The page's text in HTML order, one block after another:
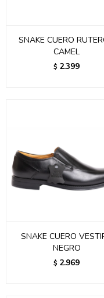
SNAKE CUERO
CAMEL
$ 2.399
SNAKE CUERO
NEGRO
$ 2.969